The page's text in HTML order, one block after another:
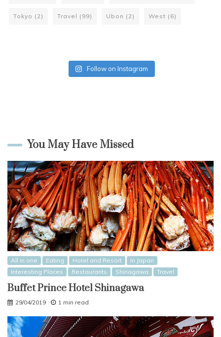
Tokyo (2) Travel (99) Ubon (2) West (6)
Follow on Instagram
You May Have Missed
All in one Eating Hotel and Resort
In Japan
Interesting Places
Restaurants Shinagawa Travel
Buffet Prince Hotel Shinagawa
29/04/2019 1 min read